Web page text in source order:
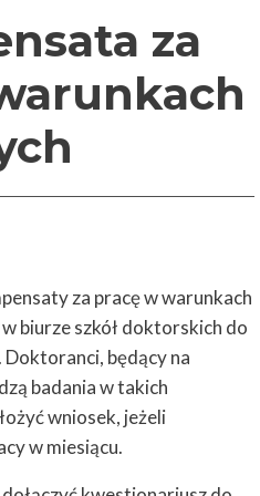
za
za pracę w warunkach
biurze szkół doktorskich do
będący na
badania w takich
wniosek, jeżeli
w miesiącu.